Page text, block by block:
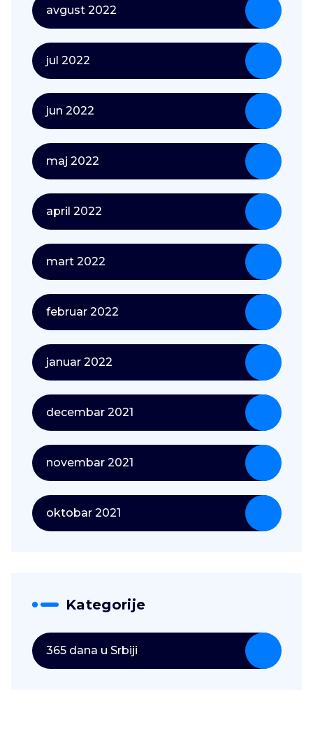
avgust 2022
jul 2022
jun 2022
maj 2022
april 2022
mart 2022
februar 2022
januar 2022
decembar 2021
novembar 2021
oktobar 2021
Kategorije
365 dana u Srbiji